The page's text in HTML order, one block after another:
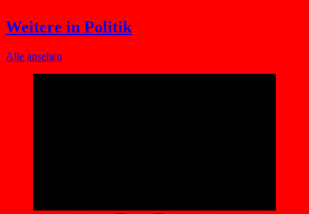
Weitere in Politik
Alle ansehen